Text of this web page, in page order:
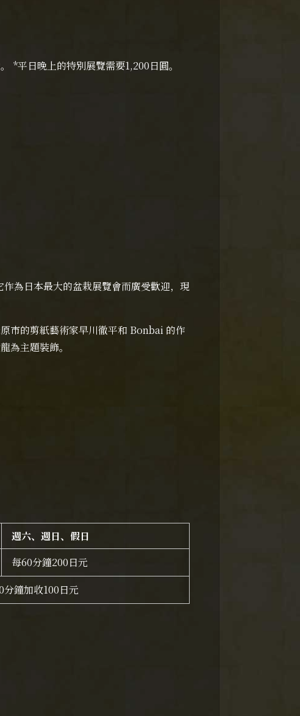
*平日晚上的特別展覽需要1,200日圓。
為日本最大的盆栽展覽會而廣受歡迎，現
市的剪紙藝術家早川徹平和 Bonbai 的作
為主題裝飾。
週六、週日、假日
每60分鐘200日元
鐘加收100日元